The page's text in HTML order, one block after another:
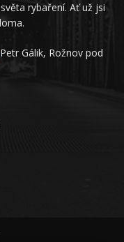
rybaření. Ať už jsi
Gálik, Rožnov pod